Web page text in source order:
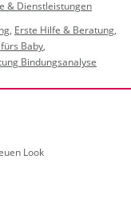
& Dienstleistungen
, Erste Hilfe & Beratung,
Baby,
Bindungsanalyse
Look